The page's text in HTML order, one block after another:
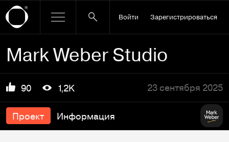
Войти Зарегистрироваться
Mark Weber Studio
90 1,2K 23 сентября 2025
Проект Информация